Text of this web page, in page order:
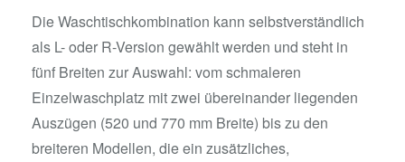
Die Waschtischkombination kann selbstverständlich
als L- oder R-Version gewählt werden und steht in
fünf Breiten zur Auswahl: vom schmaleren
Einzelwaschplatz mit zwei übereinander liegenden
Auszügen (520 und 770 mm Breite) bis zu den
breiteren Modellen, die ein zusätzliches,